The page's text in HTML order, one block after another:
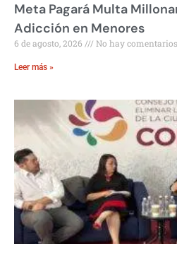
Meta Pagará Multa
Adicción en Menores
6 de agosto, 2026 No hay comentarios
Leer más »